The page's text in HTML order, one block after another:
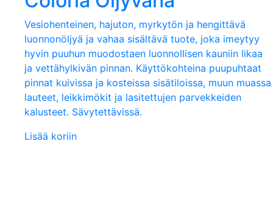
Vesiohenteinen, hajuton, myrkytön ja hengittävä
luonnonöljyä ja vahaa sisältävä tuote, joka imeytyy
hyvin puuhun muodostaen luonnollisen kauniin likaa
ja vettähylkivän pinnan. Käyttökohteina puupuhtaat
pinnat kuivissa ja kosteissa sisätiloissa, muun muassa
lauteet, leikkimökit ja lasitettujen parvekkeiden
kalusteet. Sävytettävissä.
Lisää koriin